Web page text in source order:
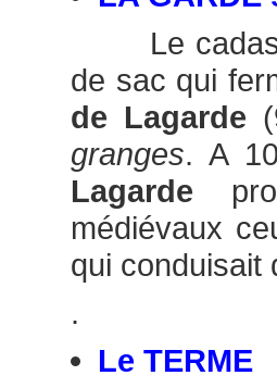
Le
de sac qui
de Lagarde
granges. A
Lagarde
médiévaux
qui conduisait
.
Le TERME